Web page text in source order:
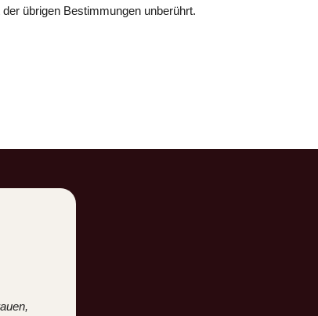
übrigen Bestimmungen unberührt.